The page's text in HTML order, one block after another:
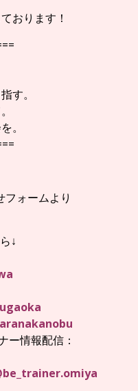
おります！
す。
。
ォームより
↓
ー情報配信：